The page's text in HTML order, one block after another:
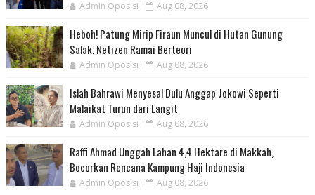
Admin Oposisi Aug 08, 2026
Heboh! Patung Mirip Firaun Muncul di Hutan Gunung
Salak, Netizen Ramai Berteori
Admin Oposisi Aug 08, 2026
Islah Bahrawi Menyesal Dulu Anggap Jokowi Seperti
Malaikat Turun dari Langit
Admin Oposisi Aug 08, 2026
Raffi Ahmad Unggah Lahan 4,4 Hektare di Makkah,
Bocorkan Rencana Kampung Haji Indonesia
Admin Oposisi Aug 08, 2026